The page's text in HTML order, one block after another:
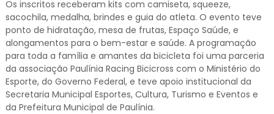
Os inscritos receberam kits com camiseta, squeeze,
sacochila, medalha, brindes e guia do atleta. O evento teve
ponto de hidratação, mesa de frutas, Espaço Saúde, e
alongamentos para o bem-estar e saúde. A programação
para toda a família e amantes da bicicleta foi uma parceria
da associação Paulínia Racing Bicicross com o Ministério do
Esporte, do Governo Federal, e teve apoio institucional da
Secretaria Municipal Esportes, Cultura, Turismo e Eventos e
da Prefeitura Municipal de Paulínia.